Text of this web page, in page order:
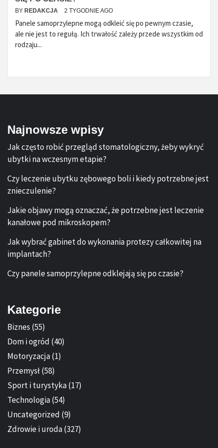
BY REDAKCJA 2 TYGODNIE AGO
Panele samoprzylepne mogą odkleić się po pewnym czasie,
ale nie jest to regułą. Ich trwałość zależy przede wszystkim od
rodzaju...
Najnowsze wpisy
Jak często robić przegląd stomatologiczny, żeby wykryć
ubytki na wczesnym etapie?
Czy leczenie ubytku zębowego boli i kiedy potrzebne jest
znieczulenie?
Jakie objawy mogą oznaczać, że potrzebne jest leczenie
kanałowe pod mikroskopem?
Jak wybrać gabinet do wykonania protezy całkowitej na
implantach?
Czy panele samoprzylepne odklejają się po czasie?
Kategorie
Biznes (55)
Dom i ogród (40)
Motoryzacja(1)
Przemysł(58)
Sport i turystyka(17)
Technologia(54)
Uncategorized (9)
Zdrowie i uroda(327)